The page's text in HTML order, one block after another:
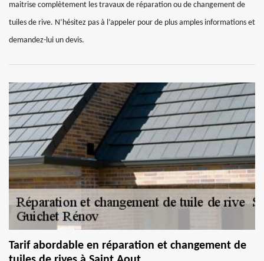
maitrise complètement les travaux de réparation ou de changement de
tuiles de rive. N’hésitez pas à l’appeler pour de plus amples informations et
demandez-lui un devis.
Tarif abordable en réparation et changement de